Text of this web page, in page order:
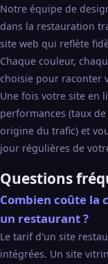
Notre équipe de
dans la restauration
site web qui reflète
Chaque couleur,
choisie pour raconter
Une fois votre site en
performances (taux
origine du trafic) et
jour régulières de
Questions
Combien coûte
un restaurant ?
Le tarif d'un site
intégrées. Un site